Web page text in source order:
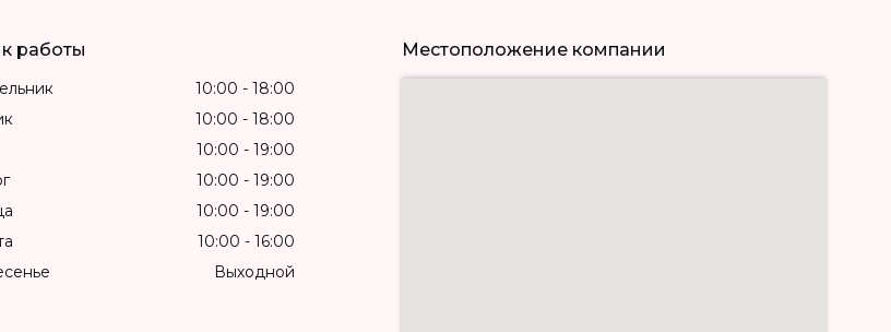
работы
10:00
18:00
10:00
18:00
10:00
19:00
10:00
19:00
10:00
19:00
10:00
16:00
Выходной
Местоположение компании